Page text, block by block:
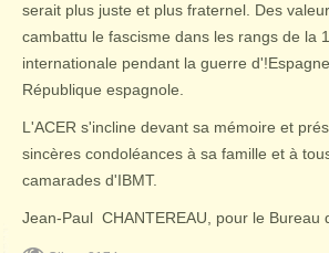
serait plus juste et plus fraternel. Des
cambattu le fascisme dans les rangs de la
internationale pendant la guerre
République espagnole.
L'ACER s'incline devant sa mémoire et
sincères condoléances à sa famille et à
camarades d'IBMT.
Jean-Paul CHANTEREAU, pour le Bureau